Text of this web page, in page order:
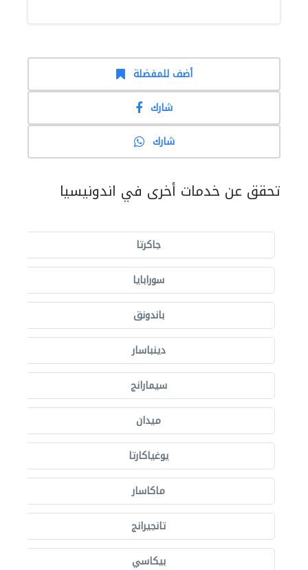
أضف للمفضلة
شارك
شارك
تحقق عن خدمات أخرى في اندونيسيا
جاكرتا
سورابايا
باندونق
دينباسار
سيمارانج
ميدان
يوغياكارتا
ماكاسار
تانجيرانج
بيكاسي